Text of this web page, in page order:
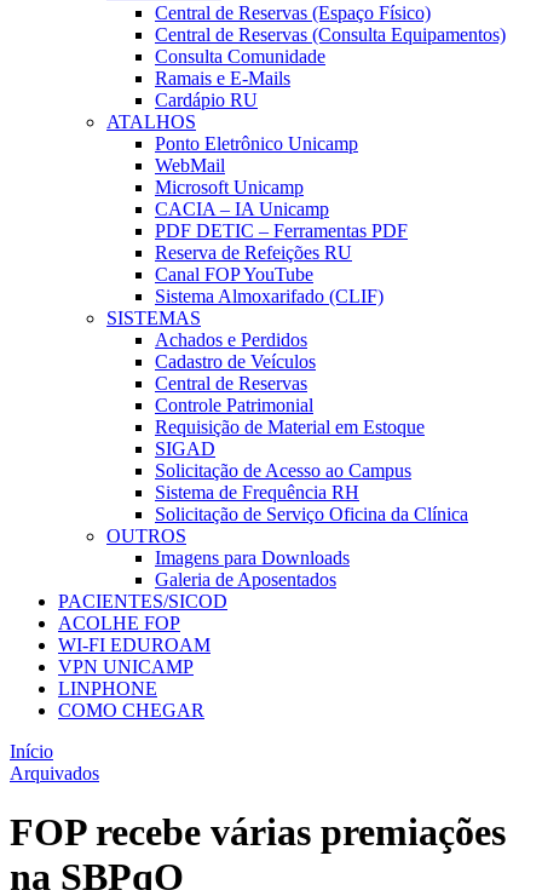
Central de Reservas (Espaço Físico)
Central de Reservas (Consulta Equipamentos)
Consulta Comunidade
Ramais e E-Mails
Cardápio RU
ATALHOS
Ponto Eletrônico Unicamp
WebMail
Microsoft Unicamp
CACIA – IA Unicamp
PDF DETIC – Ferramentas PDF
Reserva de Refeições RU
Canal FOP YouTube
Sistema Almoxarifado (CLIF)
SISTEMAS
Achados e Perdidos
Cadastro de Veículos
Central de Reservas
Controle Patrimonial
Requisição de Material em Estoque
SIGAD
Solicitação de Acesso ao Campus
Sistema de Frequência RH
Solicitação de Serviço Oficina da Clínica
OUTROS
Imagens para Downloads
Galeria de Aposentados
PACIENTES/SICOD
ACOLHE FOP
WI-FI EDUROAM
VPN UNICAMP
LINPHONE
COMO CHEGAR
Início
Arquivados
FOP recebe várias premiações
na SBPqO